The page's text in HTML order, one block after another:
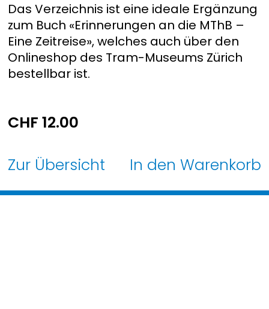
Das Verzeichnis ist eine ideale Ergänzung
zum Buch «Erinnerungen an die MThB –
Eine Zeitreise», welches auch über den
Onlineshop des Tram-Museums Zürich
bestellbar ist.
CHF 12.00
Zur Übersicht In den Warenkorb